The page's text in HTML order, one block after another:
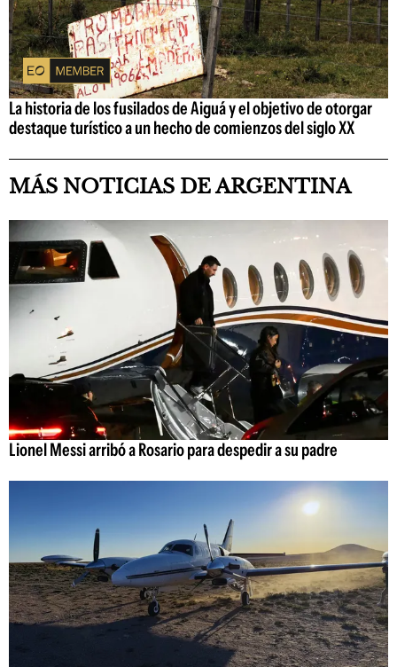
La historia de los fusilados de Aiguá y el objetivo de otorgar
destaque turístico a un hecho de comienzos del siglo XX
MÁS NOTICIAS DE ARGENTINA
Lionel Messi arribó a Rosario para despedir a su padre